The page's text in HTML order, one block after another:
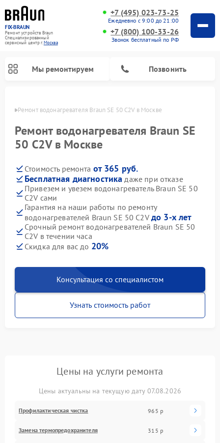
FIX-BRAUN
Ремонт устройств Braun
Специализированный
cервисный центр г.Москва
+7 (495) 023-73-25
Ежедневно с 9:00 до 21:00
+7 (800) 100-33-26
Звонок бесплатный по РФ
Мы ремонтируем Позвонить
Ремонт водонагревателя Braun SE 50 C2V в Москве
Ремонт водонагревателя Braun SE
50 C2V в Москве
Стоимость ремонта от 365 руб.
Бесплатная диагностика даже при отказе
Привезем и увезем водонагреватель Braun SE 50
C2V сами
Гарантия на наши работы по ремонту
водонагревателей Braun SE 50 C2V до 3-х лет
Срочный ремонт водонагревателей Braun SE 50
C2V в течении часа
Скидка для вас до 20%
Консультация со специалистом
Узнать стоимость работ
Цены на услуги ремонта
Цены актуальны на текущую дату 07.08.2026
Профилактическая чистка 965 р
Замена термопредохранителя 315 р